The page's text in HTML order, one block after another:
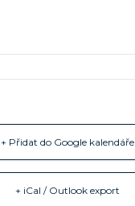
+ Přidat do Google kalendáře
+ iCal / Outlook export